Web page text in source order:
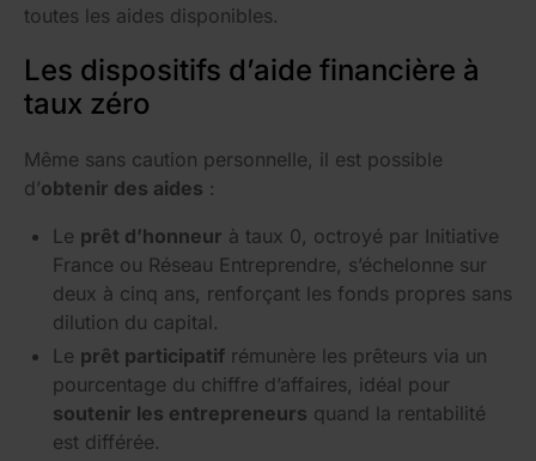
toutes les aides disponibles.
Les dispositifs d’aide financière à
taux zéro
Même sans caution personnelle, il est possible
d’obtenir des aides :
Le prêt d’honneur à taux 0, octroyé par Initiative
France ou Réseau Entreprendre, s’échelonne sur
deux à cinq ans, renforçant les fonds propres sans
dilution du capital.
Le prêt participatif rémunère les prêteurs via un
pourcentage du chiffre d’affaires, idéal pour
soutenir les entrepreneurs quand la rentabilité
est différée.